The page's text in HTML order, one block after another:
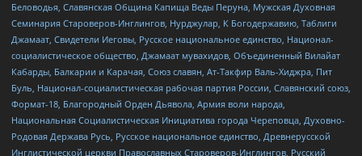
Беловодья, Славянская Община Капища Веды Перуна, Мужская Духовная
Семинария Староверов-Инглингов, Нурджулар, К Богодержавию, Таблиги
Джамаат, Свидетели Иеговы, Русское национальное единство, Национал-
социалистическое общество, Джамаат мувахидов, Объединенный Вилайат
Кабарды, Балкарии и Карачая, Союз славян, Ат-Такфир Валь-Хиджра, Пит
Буль, Национал-социалистическая рабочая партия России, Славянский союз,
Формат-18, Благородный Орден Дьявола, Армия воли народа,
Национальная Социалистическая Инициатива города Череповца, Духовно-
Родовая Держава Русь, Русское национальное единство, Древнерусской
Инглистической церкви Православных Староверов-Инглингов, Русский